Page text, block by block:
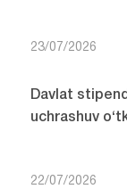
23/07/2026
Davlat
uchrashuv
22/07/2026